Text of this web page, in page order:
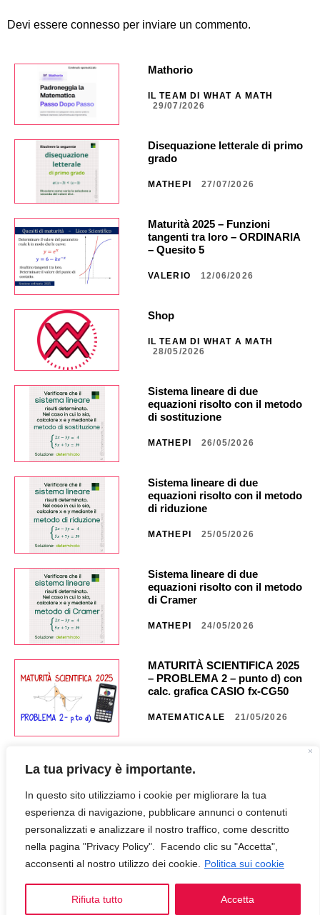
La tua privacy è importante.
In questo sito utilizziamo i cookie per migliorare la tua
esperienza di navigazione, pubblicare annunci o contenuti
personalizzati e analizzare il nostro traffico, come descritto
nella pagina "Privacy Policy". Facendo clic su "Accetta",
acconsenti al nostro utilizzo dei cookie.
Politica sui cookie
Rifiuta tutto Accetta
Devi essere connesso per inviare un commento.
Mathorio
IL TEAM DI WHAT A MATH
29/07/2026
Disequazione letterale di primo
grado
MATHEPI 27/07/2026
Maturità 2025 – Funzioni
tangenti tra loro – ORDINARIA
– Quesito 5
VALERIO 12/06/2026
Shop
IL TEAM DI WHAT A MATH
28/05/2026
Sistema lineare di due
equazioni risolto con il metodo
di sostituzione
MATHEPI 26/05/2026
Sistema lineare di due
equazioni risolto con il metodo
di riduzione
MATHEPI 25/05/2026
Sistema lineare di due
equazioni risolto con il metodo
di Cramer
MATHEPI 24/05/2026
MATURITÀ SCIENTIFICA 2025
– PROBLEMA 2 – punto d) con
calc. grafica CASIO fx-CG50 _
MATEMATICALE 21/05/2026
– PROBLEMA 2 – punto c) con
NA35 _ CG849
MATEMATICALE 18/05/2026
MATURITÀ SCIENTIFICA 2025
– PROBLEMA 2 – punto b) con
NA30 _ CG847
MATEMATICALE 12/05/2026